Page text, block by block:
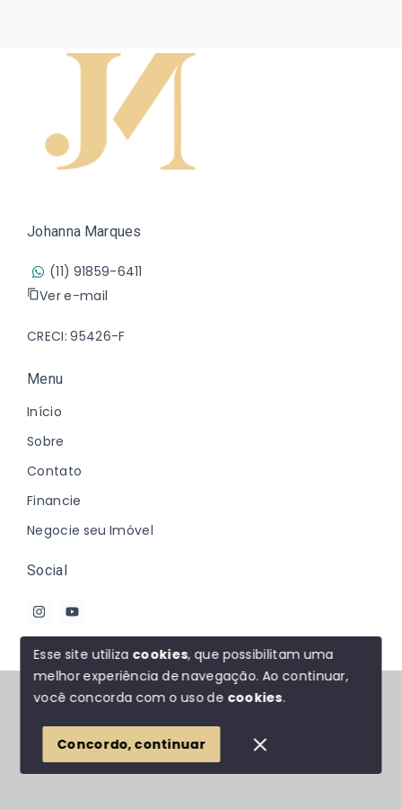
Johanna Marques
(11) 91859-6411
Ver e-mail
CRECI: 95426-F
Menu
Início
Sobre
Contato
Financie
Negocie seu Imóvel
Social
© Copyright 2026 - Johanna Marques - Todos os
SITE PARA IMOBILIARIA
Esse site utiliza cookies, que possibilitam uma
melhor experiência de navegação.Ao continuar,
você concorda com o uso de cookies.
Concordo, continuar